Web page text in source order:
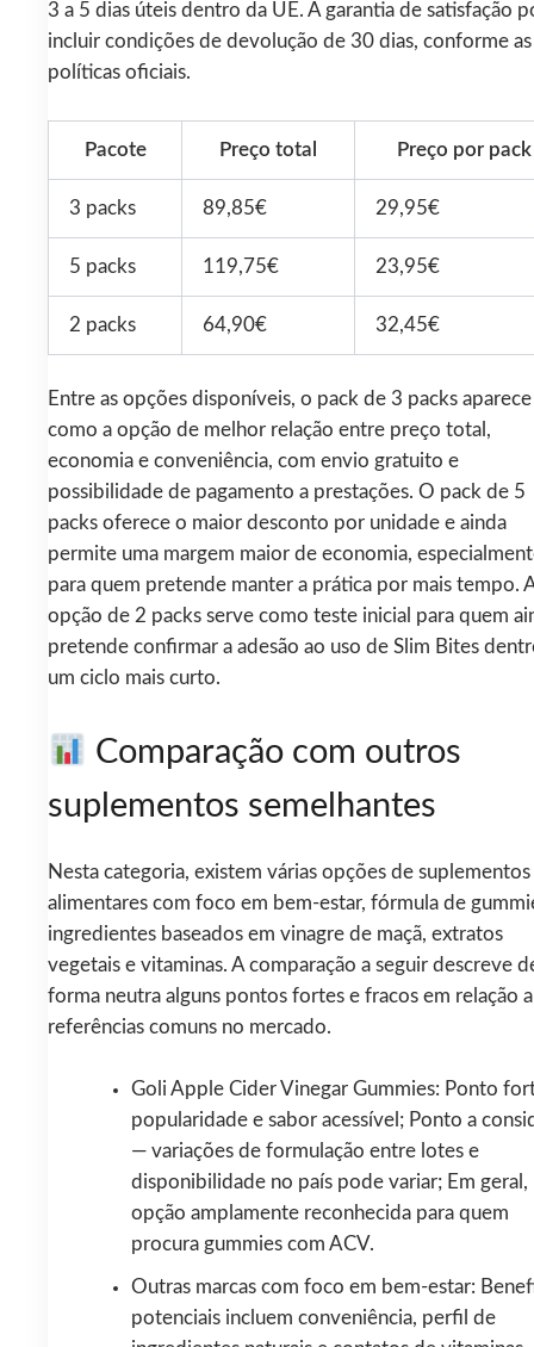
3 a 5 dias úteis dentro da UE. A garantia de satisfação
incluir condições de devolução de 30 dias, conforme as
políticas oficiais.
Pacote Preço total Preço por pack
3 packs 89,85€ 29,95€
5 packs 119,75€ 23,95€
2 packs 64,90€ 32,45€
Entre as opções disponíveis, o pack de 3 packs aparece
como a opção de melhor relação entre preço total,
economia e conveniência, com envio gratuito e
possibilidade de pagamento a prestações. O pack de 5
packs oferece o maior desconto por unidade e ainda
permite uma margem maior de economia,
para quem pretende manter a prática por mais tempo.
opção de 2 packs serve como teste inicial para quem
pretende confirmar a adesão ao uso de Slim Bites
um ciclo mais curto.
Comparação com outros
suplementos semelhantes
Nesta categoria, existem várias opções de suplementos
alimentares com foco em bem-estar, fórmula de
ingredientes baseados em vinagre de maçã, extratos
vegetais e vitaminas. A comparação a seguir descreve
forma neutra alguns pontos fortes e fracos em relação a
referências comuns no mercado.
Goli Apple Cider Vinegar Gummies: Ponto
popularidade e sabor acessível; Ponto a
— variações de formulação entre lotes e
disponibilidade no país pode variar; Em geral,
opção amplamente reconhecida para quem
procura gummies com ACV.
Outras marcas com foco em bem-estar:
potenciais incluem conveniência, perfil de